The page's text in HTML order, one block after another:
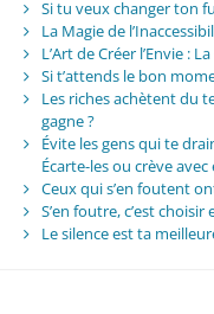
Si tu veux changer ton
La Magie de
L’Art de Créer l’Envie :
Si t’attends le bon
Les riches achètent du
gagne ?
Évite les gens qui te
Écarte-les ou crève avec
Ceux qui s’en foutent
S’en foutre, c’est
Le silence est ta